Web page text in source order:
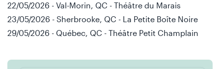
22/05/2026 - Val-Morin, QC - Théâtre du Marais
23/05/2026 - Sherbrooke, QC - La Petite Boîte Noire
29/05/2026 - Québec, QC - Théâtre Petit Champlain